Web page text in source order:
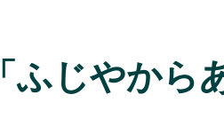
「ふじやから